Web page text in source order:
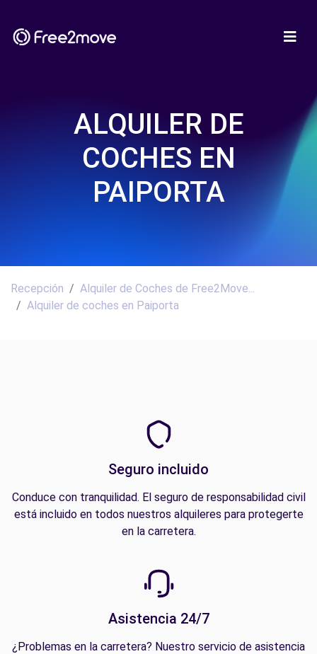
ALQUILER DE
COCHES EN
PAIPORTA
Recepción
Alquiler de Coches de Free2Move...
Alquiler de coches en Paiporta
Seguro incluido
Conduce con tranquilidad. El seguro de responsabilidad civil
está incluido en todos nuestros alquileres para protegerte
en la carretera.
Asistencia 24/7
¿Problemas en la carretera? Nuestro servicio de asistencia